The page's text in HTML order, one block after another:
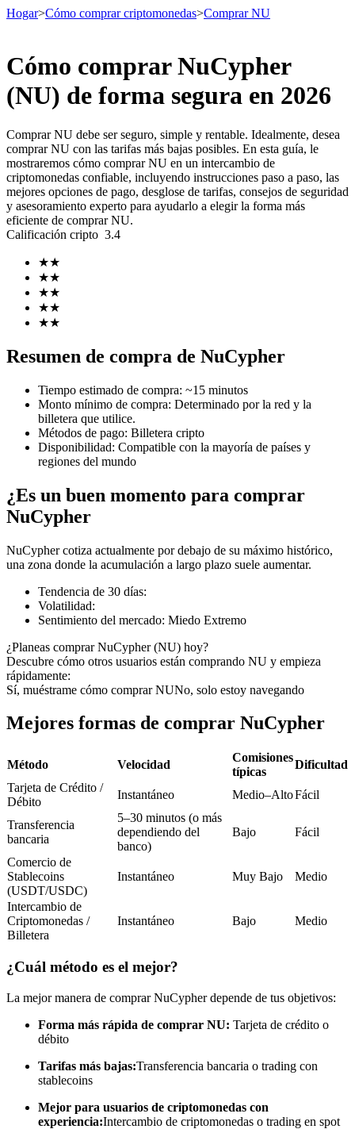
Futuros
Futuros del USDT
Futuros que utilizan USDT como garantía
Futuros COIN-M
Futuros de criptomonedas
TradFi
primas
Futuros del USDC
Copiar Trading
Únete a los mejores traders
Disfruta del reparto de beneficios y comisiones de copy trading
Hogar>Cómo comprar criptomonedas>Comprar NU
Cómo comprar NuCypher
(NU) de forma segura en 2026
Comprar NU debe ser seguro, simple y rentable. Idealmente, desea
comprar NU con las tarifas más bajas posibles. En esta guía, le
mostraremos cómo comprar NU en un intercambio de
criptomonedas confiable, incluyendo instrucciones paso a paso, las
mejores opciones de pago, desglose de tarifas, consejos de seguridad
y asesoramiento experto para ayudarlo a elegir la forma más
eficiente de comprar NU.
Calificación cripto 3.4
★★
★★
★★
★★
★★
Resumen de compra de NuCypher
Tiempo estimado de compra: ~15 minutos
Monto mínimo de compra: Determinado por la red y la
billetera que utilice.
Métodos de pago: Billetera cripto
Disponibilidad: Compatible con la mayoría de países y
regiones del mundo
¿Es un buen momento para comprar
NuCypher
NuCypher cotiza actualmente por debajo de su máximo histórico,
una zona donde la acumulación a largo plazo suele aumentar.
Tendencia de 30 días:
Volatilidad:
Sentimiento del mercado: Miedo Extremo
¿Planeas comprar NuCypher (NU) hoy?
Descubre cómo otros usuarios están comprando NU y empieza
rápidamente:
Sí, muéstrame cómo comprar NUNo, solo estoy navegando
Mejores formas de comprar NuCypher
Método Velocidad
Comisiones
típicas
Dificultad
Tarjeta de Crédito /
Débito
Instantáneo Medio–AltoFácil
Transferencia
bancaria
5–30 minutos (o más
dependiendo del
banco)
Bajo Fácil
Comercio de
Stablecoins
(USDT/USDC)
Instantáneo Muy Bajo Medio
Intercambio de
Criptomonedas /
Billetera
Instantáneo Bajo Medio
¿Cuál método es el mejor?
La mejor manera de comprar NuCypher depende de tus objetivos:
Forma más rápida de comprar NU: Tarjeta de crédito o
débito
Tarifas más bajas:Transferencia bancaria o trading con
stablecoins
Mejor para usuarios de criptomonedas con
experiencia:Intercambio de criptomonedas o trading en spot